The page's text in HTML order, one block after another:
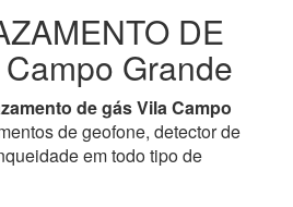
DE
Grande
de gás Vila Campo
de geofone, detector de
em todo tipo de